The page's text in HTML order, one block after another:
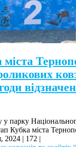
міста
у парку
Кубка міста
2024 | 172 |